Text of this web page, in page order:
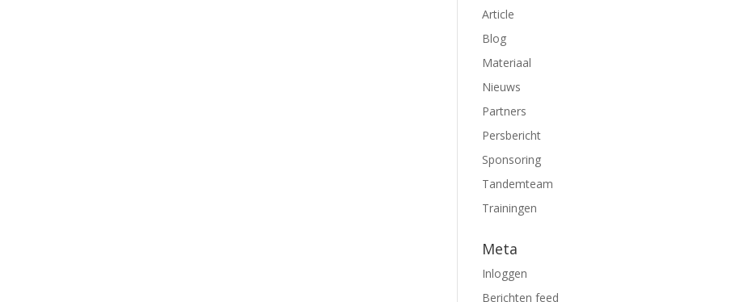
Article
Blog
Materiaal
Nieuws
Partners
Persbericht
Sponsoring
Tandemteam
Trainingen
Meta
Inloggen
Berichten feed